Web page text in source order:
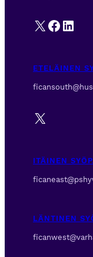
X
ETELÄINEN
X
ITÄINEN
LÄNTINEN